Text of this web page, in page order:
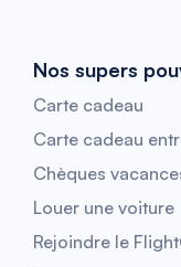
Nos supers
Carte cadeau
Carte cadeau
Chèques
Louer une voiture
Rejoindre le